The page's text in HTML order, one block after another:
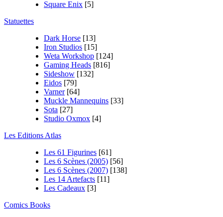
Square Enix [5]
Statuettes
Dark Horse [13]
Iron Studios [15]
Weta Workshop [124]
Gaming Heads [816]
Sideshow [132]
Eidos [79]
Varner [64]
Muckle Mannequins [33]
Sota [27]
Studio Oxmox [4]
Les Editions Atlas
Les 61 Figurines [61]
Les 6 Scènes (2005) [56]
Les 6 Scènes (2007) [138]
Les 14 Artefacts [11]
Les Cadeaux [3]
Comics Books